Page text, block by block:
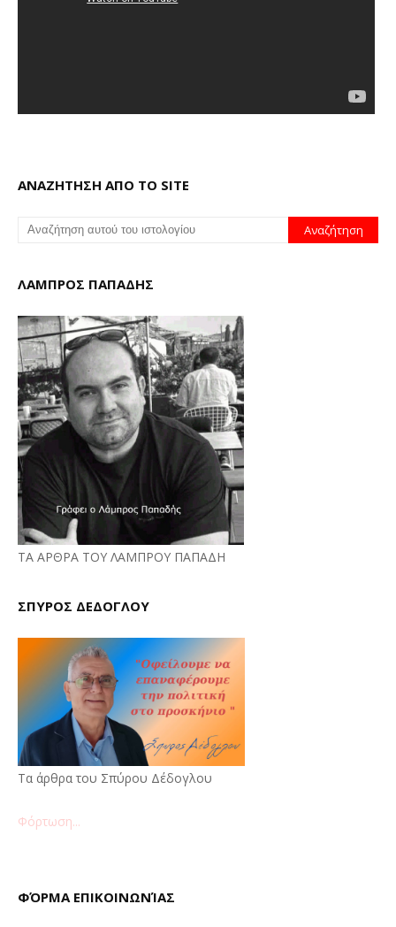
ΑΝΑΖΗΤΗΣΗ ΑΠΟ ΤΟ SITE
ΛΑΜΠΡΟΣ ΠΑΠΑΔΗΣ
ΤΑ ΑΡΘΡΑ ΤΟΥ ΛΑΜΠΡΟΥ ΠΑΠΑΔΗ
ΣΠΥΡΟΣ ΔΕΔΟΓΛΟΥ
Τα άρθρα του Σπύρου Δέδογλου
Φόρτωση...
ΦΌΡΜΑ ΕΠΙΚΟΙΝΩΝΊΑΣ